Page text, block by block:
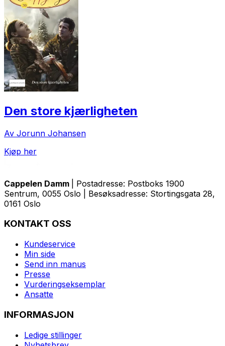
Den store kjærligheten
Av Jorunn Johansen
Kjøp her
Cappelen Damm
| Postadresse: Postboks 1900
Sentrum, 0055 Oslo | Besøksadresse: Stortingsgata 28,
0161 Oslo
KONTAKT OSS
Kundeservice
Min side
Send inn manus
Presse
Vurderingseksemplar
Ansatte
INFORMASJON
Ledige stillinger